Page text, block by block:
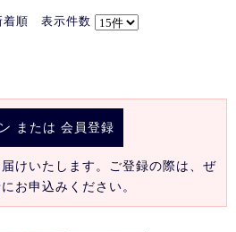
着順 表示件数
または 会員登録
けいたします。ご登録の際は、ぜ
お申込みください。